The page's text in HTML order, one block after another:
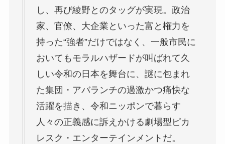
し、再び綾野とのタッグが実現。政治
家、官僚、大企業といった富と権力を
持った“強者”だけではなく、一般市民に
おいてもモラルハザードが叫ばれて久
しい令和の日本を舞台に、謎に包まれ
た集団・アバランチの過激かつ痛快な
活躍を描き、令和ニッポンで暮らす
人々の正義感に訴えかける劇場型ピカ
レスク・エンターテインメントだ。